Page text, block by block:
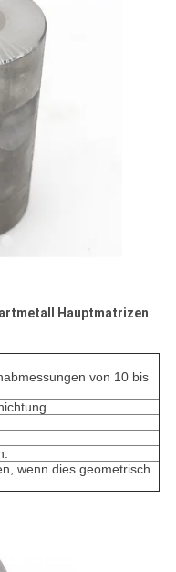
Hauptmatrizen
von 10 bis
wenn dies geometrisch